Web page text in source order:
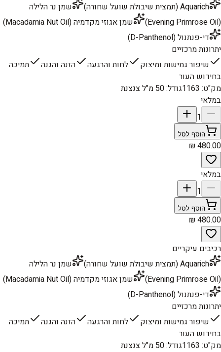
Aquarich (תמצית שיבולת שועל שחורה)
שמן נר הלילה
(Evening Primrose Oil)
שמן אגוזי מקדמיה (Macadamia Nut Oil)
די-פנתנול (D-Panthenol)
יתרונות מרכזיים
שיפור גמישות ומיצוק
לחות והרגעה הזנה והגנה
תמיכה
בחידוש העור
מק"ט:
1163גודל:50 מ"ל צנצנת
במלאי
1
הוסף לסל
במלאי
1
הוסף לסל
רכיבים עיקריים
Aquarich (תמצית שיבולת שועל שחורה)
שמן נר הלילה
(Evening Primrose Oil)
שמן אגוזי מקדמיה (Macadamia Nut Oil)
די-פנתנול (D-Panthenol)
יתרונות מרכזיים
שיפור גמישות ומיצוק
לחות והרגעה הזנה והגנה
תמיכה
בחידוש העור
מק"ט:
1163גודל:50 מ"ל צנצנת